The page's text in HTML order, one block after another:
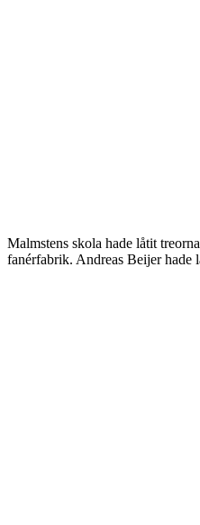
Malmstens skola hade låtit
fanérfabrik. Andreas Beijer hade